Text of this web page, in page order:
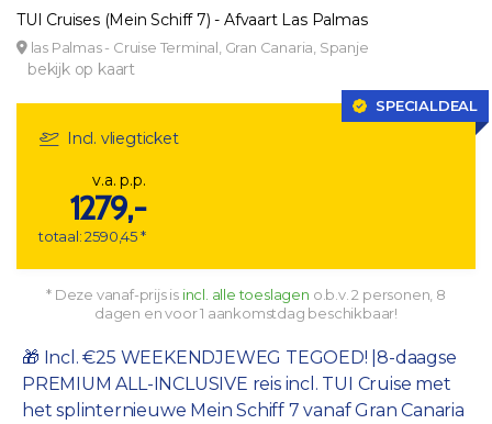
TUI Cruises (Mein Schiff 7) - Afvaart Las Palmas
las Palmas - Cruise Terminal, Gran Canaria, Spanje
bekijk op kaart
SPECIALDEAL
Incl. vliegticket
v.a. p.p.
1279,-
totaal: 2590,45 *
* Deze vanaf-prijs is incl. alle toeslagen o.b.v. 2 personen, 8
dagen en voor 1 aankomstdag beschikbaar!
🎁 Incl. €25 WEEKENDJEWEG TEGOED! |8-daagse
PREMIUM ALL-INCLUSIVE reis incl. TUI Cruise met
het splinternieuwe Mein Schiff 7 vanaf Gran Canaria